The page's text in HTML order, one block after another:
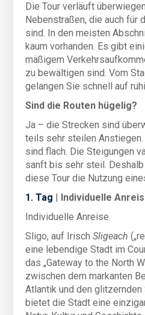
Die Tour verläuft
Nebenstraßen, die auch für
sind. In den meisten
kaum vorhanden. Es gibt
mäßigem
zu bewältigen sind. Vom
gelangen Sie schnell auf
Sind die Routen hügelig?
Ja – die Strecken sind
teils sehr steilen
sind flach. Die Steigungen
sanft bis sehr steil.
diese Tour die Nutzung
1. Tag | Individuelle
Individuelle Anreise.
Sligo, auf Irisch Sligeach
eine lebendige Stadt im
das „Gateway to the North
zwischen dem markanten
Atlantik und den glitzernden
bietet die Stadt eine